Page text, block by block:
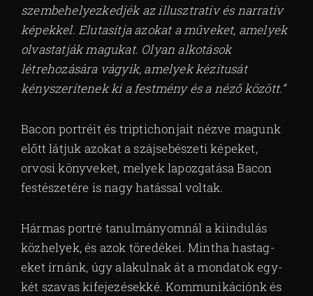
szembehelyezkedjék az illusztratív és narratív
képekkel. Elutasítja azokat a műveket, amelyek
olvastatják magukat. Olyan alkotások
létrehozására vágyik, amelyek kézitusát
kényszerítenek ki a festmény és a néző között.”
Bacon portréit és triptichonjait nézve magunk
előtt látjuk azokat a szájsebészeti képeket,
orvosi könyveket, melyek lapozgatása Bacon
festészetére is nagy hatással voltak.
Hármas portré tanulmányomnál a kiindulás
közhelyek, és azok töredékei. Mintha hastag-
eket írnánk, úgy alakulnak át a mondatok egy-
két szavas kifejezésekké. Kommunikációnk és